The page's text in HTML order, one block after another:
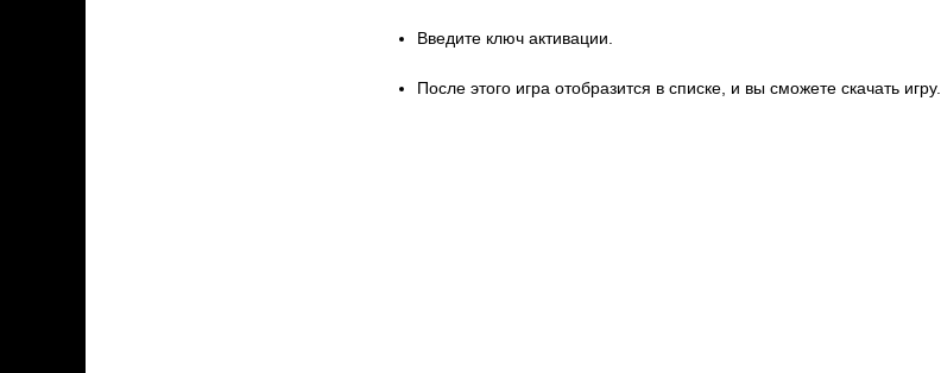
Введите ключ активации.
После этого игра отобразится в списке, и вы сможете скачать игру.